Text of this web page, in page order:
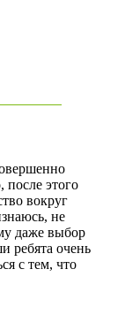
этого
вокруг
не
даже выбор
ребята очень
с тем, что